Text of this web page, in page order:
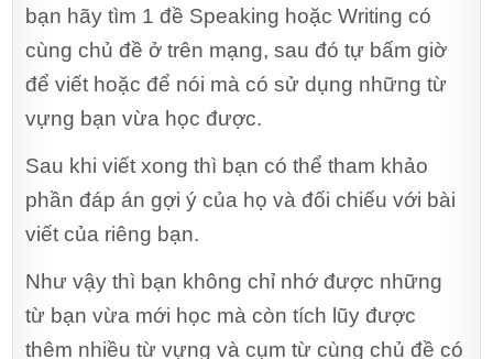
bạn hãy tìm 1 đề Speaking hoặc Writing có
cùng chủ đề ở trên mạng, sau đó tự bấm giờ
để viết hoặc để nói mà có sử dụng những từ
vựng bạn vừa học được.
Sau khi viết xong thì bạn có thể tham khảo
phần đáp án gợi ý của họ và đối chiếu với bài
viết của riêng bạn.
Như vậy thì bạn không chỉ nhớ được những
từ bạn vừa mới học mà còn tích lũy được
thêm nhiều từ vựng và cụm từ cùng chủ đề có